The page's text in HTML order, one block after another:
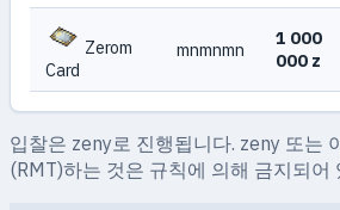
Zerom
Card
mnmnmn
1 000
000 z
입찰은 zeny로 진행됩니다. zeny 또는
(RMT)하는 것은 규칙에 의해 금지되어